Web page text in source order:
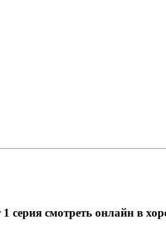
серия смотреть онлайн в